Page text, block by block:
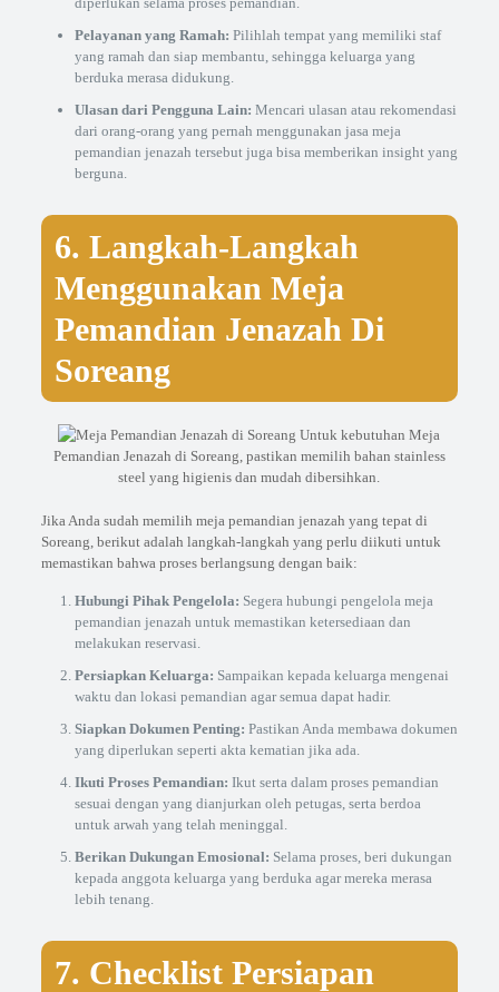
Pelayanan yang Ramah: Pilihlah tempat yang memiliki staf
yang ramah dan siap membantu, sehingga keluarga yang
berduka merasa didukung.
Ulasan dari Pengguna Lain: Mencari ulasan atau rekomendasi
dari orang-orang yang pernah menggunakan jasa meja
pemandian jenazah tersebut juga bisa memberikan insight yang
berguna.
6. Langkah-Langkah
Menggunakan Meja
Pemandian Jenazah Di
Soreang
Untuk kebutuhan Meja
Pemandian Jenazah di Soreang, pastikan memilih bahan stainless
steel yang higienis dan mudah dibersihkan.
Jika Anda sudah memilih meja pemandian jenazah yang tepat di
Soreang, berikut adalah langkah-langkah yang perlu diikuti untuk
memastikan bahwa proses berlangsung dengan baik:
Hubungi Pihak Pengelola: Segera hubungi pengelola meja
pemandian jenazah untuk memastikan ketersediaan dan
melakukan reservasi.
Persiapkan Keluarga: Sampaikan kepada keluarga mengenai
waktu dan lokasi pemandian agar semua dapat hadir.
Siapkan Dokumen Penting: Pastikan Anda membawa dokumen
yang diperlukan seperti akta kematian jika ada.
Ikuti Proses Pemandian: Ikut serta dalam proses pemandian
sesuai dengan yang dianjurkan oleh petugas, serta berdoa
untuk arwah yang telah meninggal.
Berikan Dukungan Emosional: Selama proses, beri dukungan
kepada anggota keluarga yang berduka agar mereka merasa
lebih tenang.
7. Checklist Persiapan